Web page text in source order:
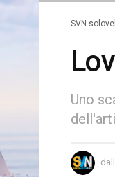
SVN
Uno